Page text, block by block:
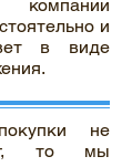
и
в виде
не
то мы